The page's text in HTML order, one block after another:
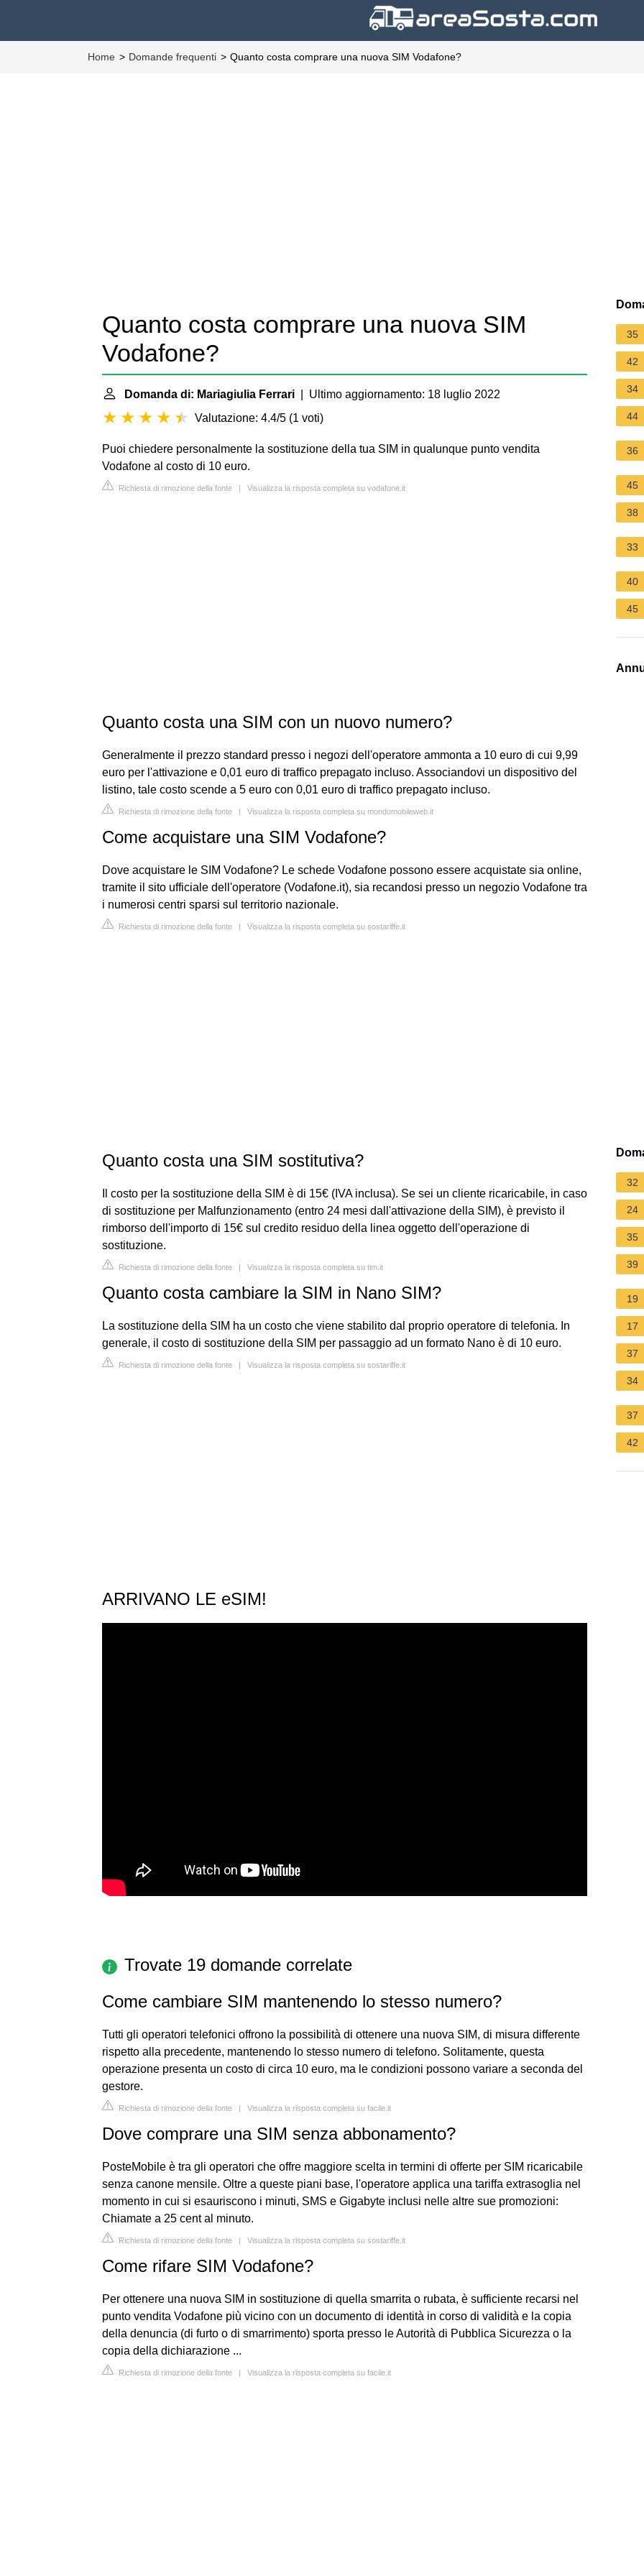
Home Domande frequenti Quanto costa comprare una nuova SIM Vodafone?
Quanto costa comprare una nuova SIM
Vodafone?
Domanda di: Mariagiulia Ferrari | Ultimo aggiornamento: 18 luglio 2022
Valutazione: 4.4/5 (1 voti)
Puoi chiedere personalmente la sostituzione della tua SIM in qualunque punto vendita
Vodafone al costo di 10 euro.
Richiesta di rimozione della fonte | Visualizza la risposta completa su vodafone.it
Quanto costa una SIM con un nuovo numero?
Generalmente il prezzo standard presso i negozi dell'operatore ammonta a 10 euro di cui 9,99
euro per l'attivazione e 0,01 euro di traffico prepagato incluso. Associandovi un dispositivo del
listino, tale costo scende a 5 euro con 0,01 euro di traffico prepagato incluso.
Richiesta di rimozione della fonte | Visualizza la risposta completa su mondomobileweb.it
Come acquistare una SIM Vodafone?
Dove acquistare le SIM Vodafone? Le schede Vodafone possono essere acquistate sia online,
tramite il sito ufficiale dell'operatore (Vodafone.it), sia recandosi presso un negozio Vodafone tra
i numerosi centri sparsi sul territorio nazionale.
Richiesta di rimozione della fonte | Visualizza la risposta completa su sostariffe.it
Quanto costa una SIM sostitutiva?
Il costo per la sostituzione della SIM è di 15€ (IVA inclusa). Se sei un cliente ricaricabile, in caso
di sostituzione per Malfunzionamento (entro 24 mesi dall'attivazione della SIM), è previsto il
rimborso dell'importo di 15€ sul credito residuo della linea oggetto dell'operazione di
sostituzione.
Richiesta di rimozione della fonte | Visualizza la risposta completa su tim.it
Quanto costa cambiare la SIM in Nano SIM?
La sostituzione della SIM ha un costo che viene stabilito dal proprio operatore di telefonia. In
generale, il costo di sostituzione della SIM per passaggio ad un formato Nano è di 10 euro.
Richiesta di rimozione della fonte | Visualizza la risposta completa su sostariffe.it
ARRIVANO LE eSIM!
Trovate 19 domande correlate
Come cambiare SIM mantenendo lo stesso numero?
Tutti gli operatori telefonici offrono la possibilità di ottenere una nuova SIM, di misura differente
rispetto alla precedente, mantenendo lo stesso numero di telefono. Solitamente, questa
operazione presenta un costo di circa 10 euro, ma le condizioni possono variare a seconda del
gestore.
Richiesta di rimozione della fonte | Visualizza la risposta completa su facile.it
Dove comprare una SIM senza abbonamento?
PosteMobile è tra gli operatori che offre maggiore scelta in termini di offerte per SIM ricaricabile
senza canone mensile. Oltre a queste piani base, l'operatore applica una tariffa extrasoglia nel
momento in cui si esauriscono i minuti, SMS e Gigabyte inclusi nelle altre sue promozioni:
Chiamate a 25 cent al minuto.
Richiesta di rimozione della fonte | Visualizza la risposta completa su sostariffe.it
Come rifare SIM Vodafone?
Per ottenere una nuova SIM in sostituzione di quella smarrita o rubata, è sufficiente recarsi nel
punto vendita Vodafone più vicino con un documento di identità in corso di validità e la copia
della denuncia (di furto o di smarrimento) sporta presso le Autorità di Pubblica Sicurezza o la
copia della dichiarazione ...
Richiesta di rimozione della fonte | Visualizza la risposta completa su facile.it
35
42
34
44
36
45
38
33
40
45
32
24
35
39
19
17
37
34
37
42